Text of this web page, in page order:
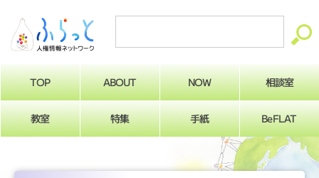
TOP ABOUT NOW 相談室
教室 特集 手紙 BeFLAT